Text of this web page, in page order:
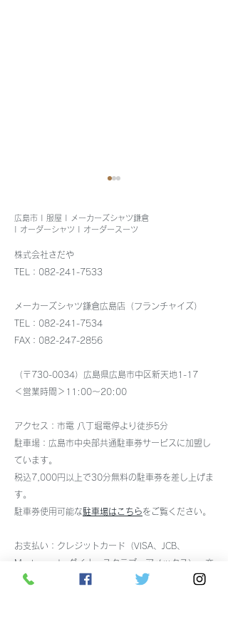
8月4日出張します
広島市 | 服屋 | メーカーズシャツ鎌倉
| オーダーシャツ | オーダースーツ
株式会社さだや
TEL：082-241-7533
メーカーズシャツ鎌倉広島店（フランチャイズ）
TEL：082-241-7534
FAX：082-247-2856
（〒730-0034）広島県広島市中区新天地1-17
＜営業時間＞11:00～20:00
アクセス：市電 八丁堀電停より徒歩5分
駐車場： 広島市中央部共通駐車券サービスに加盟し
ています。
税込7,000円以上で30分無料の駐車券を差し上げま
す。
駐車券使用可能な駐車場はこちらをご覧ください。
お支払い：クレジットカード（VISA、JCB、
Mastercard、ダイナースクラブ、アメックス）、交
通系電子マネー、Edy、銀聯カード、電子マネー